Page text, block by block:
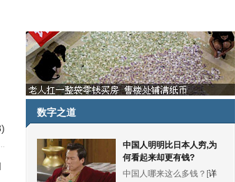
数字之道
中国人明明比日本人穷,为
何看起来却更有钱?
中国人哪来这么多钱？[详